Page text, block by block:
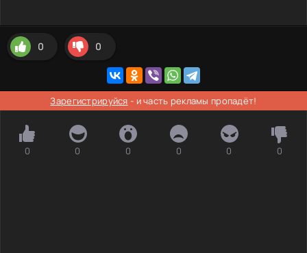
0 0
Зарегистрируйся - и часть рекламы пропадёт!
0 0 0 0 0 0